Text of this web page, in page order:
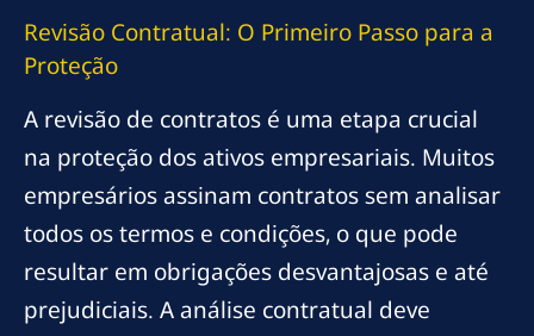
Revisão Contratual: O Primeiro Passo para a
Proteção
A revisão de contratos é uma etapa crucial
na proteção dos ativos empresariais. Muitos
empresários assinam contratos sem analisar
todos os termos e condições, o que pode
resultar em obrigações desvantajosas e até
prejudiciais. A análise contratual deve